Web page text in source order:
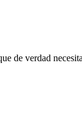
de verdad